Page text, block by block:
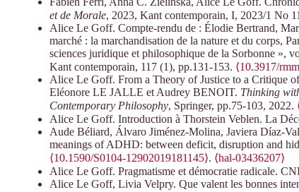
et de Morale, 2023, Kant contemporain, I, 2023/1 No
Alice Le Goff. Compte-rendu de : Élodie Bertrand,
marché : la marchandisation de la nature et du corps,
sciences juridique et philosophique de la Sorbonne »,
Kant contemporain, 117 (1), pp.131-153. ⟨10.3917/
Alice Le Goff. From a Theory of Justice to a Critique
Eléonore LE JALLE et Audrey BENOIT. Thinking
Contemporary Philosophy, Springer, pp.75-103, 2022.
Alice Le Goff. Introduction à Thorstein Veblen. La
Aude Béliard, Álvaro Jiménez-Molina, Javiera Díaz-
meanings of ADHD: between deficit, disruption and
⟨10.1590/S0104-12902019181145⟩. ⟨hal-03436207⟩
Alice Le Goff. Pragmatisme et démocratie radicale.
Alice Le Goff, Livia Velpry. Que valent les bonnes